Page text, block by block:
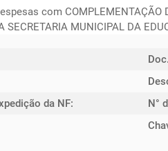
com COMPLEMENTAÇÃO
MUNICIPAL DA
da NF: N°